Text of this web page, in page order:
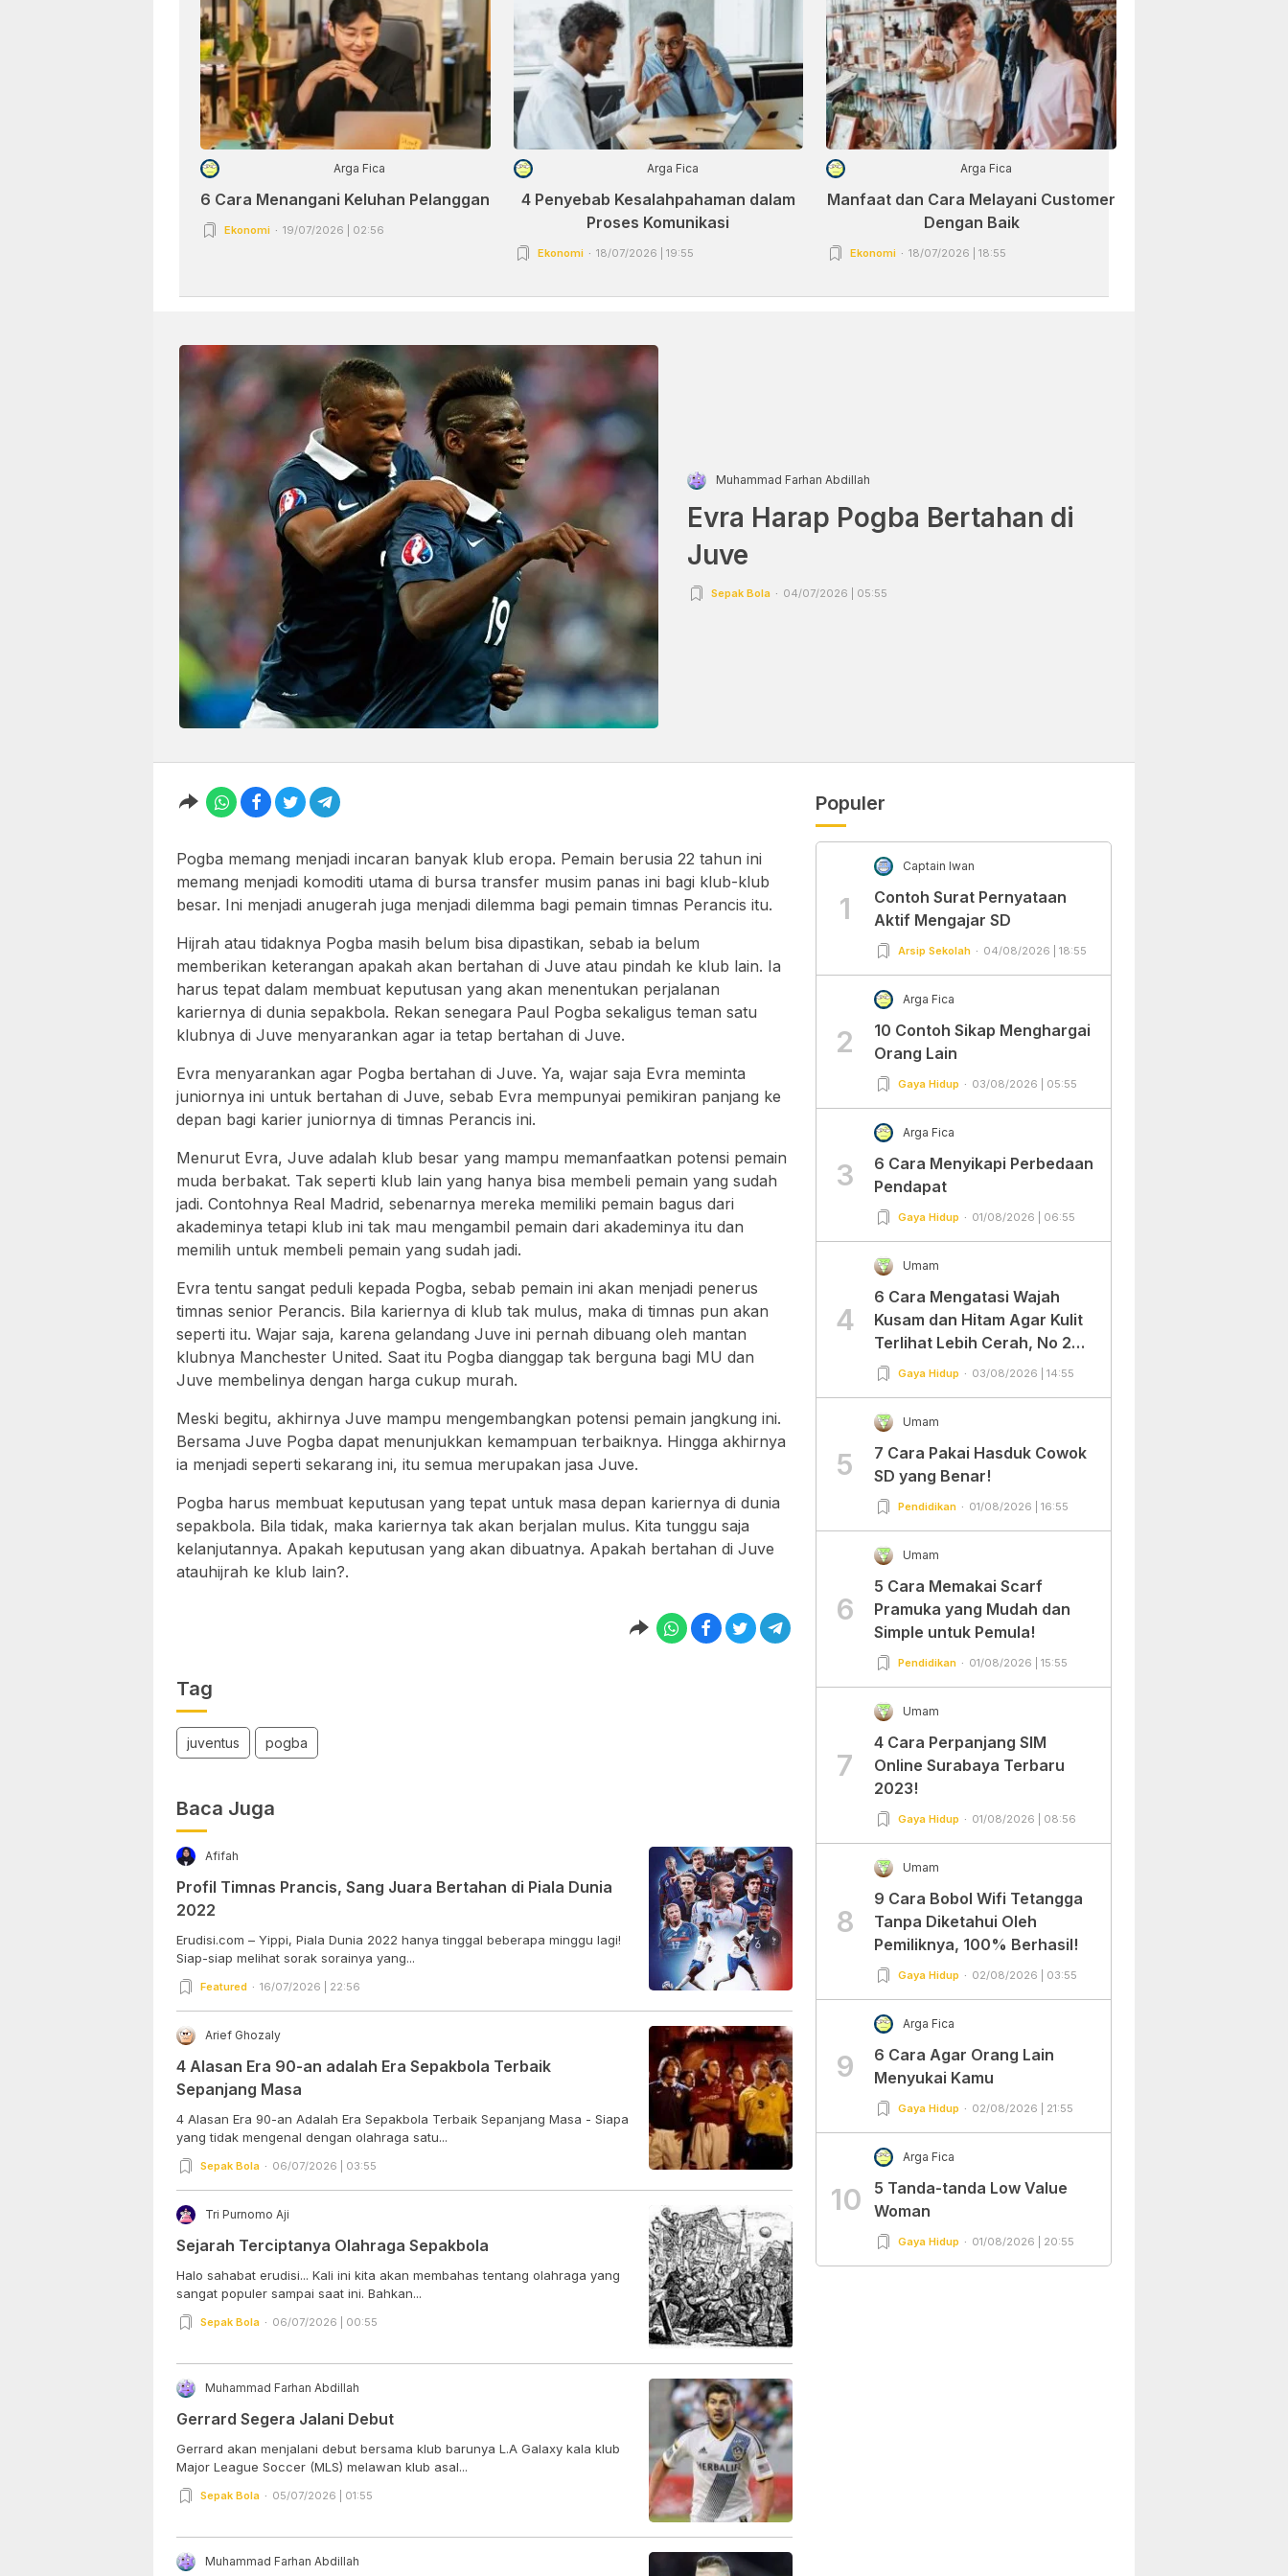
Arga Fica
6 Cara Menangani Keluhan Pelanggan
Ekonomi 19/07/2026 | 02:56
Arga Fica
4 Penyebab Kesalahpahaman dalam
Proses Komunikasi
Ekonomi 18/07/2026 | 19:55
Arga Fica
Manfaat dan Cara Melayani Customer
Dengan Baik
Ekonomi 18/07/2026 | 18:55
Muhammad Farhan Abdillah
Evra Harap Pogba Bertahan di
Juve
Sepak Bola 04/07/2026 | 05:55
Pogba memang menjadi incaran banyak klub eropa. Pemain berusia 22 tahun ini
memang menjadi komoditi utama di bursa transfer musim panas ini bagi klub-klub
besar. Ini menjadi anugerah juga menjadi dilemma bagi pemain timnas Perancis itu.
Hijrah atau tidaknya Pogba masih belum bisa dipastikan, sebab ia belum
memberikan keterangan apakah akan bertahan di Juve atau pindah ke klub lain. Ia
harus tepat dalam membuat keputusan yang akan menentukan perjalanan
kariernya di dunia sepakbola. Rekan senegara Paul Pogba sekaligus teman satu
klubnya di Juve menyarankan agar ia tetap bertahan di Juve.
Evra menyarankan agar Pogba bertahan di Juve. Ya, wajar saja Evra meminta
juniornya ini untuk bertahan di Juve, sebab Evra mempunyai pemikiran panjang ke
depan bagi karier juniornya di timnas Perancis ini.
Menurut Evra, Juve adalah klub besar yang mampu memanfaatkan potensi pemain
muda berbakat. Tak seperti klub lain yang hanya bisa membeli pemain yang sudah
jadi. Contohnya Real Madrid, sebenarnya mereka memiliki pemain bagus dari
akademinya tetapi klub ini tak mau mengambil pemain dari akademinya itu dan
memilih untuk membeli pemain yang sudah jadi.
Evra tentu sangat peduli kepada Pogba, sebab pemain ini akan menjadi penerus
timnas senior Perancis. Bila kariernya di klub tak mulus, maka di timnas pun akan
seperti itu. Wajar saja, karena gelandang Juve ini pernah dibuang oleh mantan
klubnya Manchester United. Saat itu Pogba dianggap tak berguna bagi MU dan
Juve membelinya dengan harga cukup murah.
Meski begitu, akhirnya Juve mampu mengembangkan potensi pemain jangkung ini.
Bersama Juve Pogba dapat menunjukkan kemampuan terbaiknya. Hingga akhirnya
ia menjadi seperti sekarang ini, itu semua merupakan jasa Juve.
Pogba harus membuat keputusan yang tepat untuk masa depan kariernya di dunia
sepakbola. Bila tidak, maka kariernya tak akan berjalan mulus. Kita tunggu saja
kelanjutannya. Apakah keputusan yang akan dibuatnya. Apakah bertahan di Juve
atauhijrah ke klub lain?.
Tag
juventus pogba
Baca Juga
Afifah
Profil Timnas Prancis, Sang Juara Bertahan di Piala Dunia
2022
Erudisi.com – Yippi, Piala Dunia 2022 hanya tinggal beberapa minggu lagi!
Siap-siap melihat sorak sorainya yang...
Featured 16/07/2026 | 22:56
Arief Ghozaly
4 Alasan Era 90-an adalah Era Sepakbola Terbaik
Sepanjang Masa
4 Alasan Era 90-an Adalah Era Sepakbola Terbaik Sepanjang Masa - Siapa
yang tidak mengenal dengan olahraga satu...
Sepak Bola 06/07/2026 | 03:55
Tri Purnomo Aji
Sejarah Terciptanya Olahraga Sepakbola
Halo sahabat erudisi... Kali ini kita akan membahas tentang olahraga yang
sangat populer sampai saat ini. Bahkan...
Sepak Bola 06/07/2026 | 00:55
Muhammad Farhan Abdillah
Gerrard Segera Jalani Debut
Gerrard akan menjalani debut bersama klub barunya L.A Galaxy kala klub
Major League Soccer (MLS) melawan klub asal...
Sepak Bola 05/07/2026 | 01:55
Muhammad Farhan Abdillah
Populer
1
Captain Iwan
Contoh Surat Pernyataan
Aktif Mengajar SD
Arsip Sekolah 04/08/2026 | 18:55
2
Arga Fica
10 Contoh Sikap Menghargai
Orang Lain
Gaya Hidup 03/08/2026 | 05:55
3
Arga Fica
6 Cara Menyikapi Perbedaan
Pendapat
Gaya Hidup 01/08/2026 | 06:55
4
Umam
6 Cara Mengatasi Wajah
Kusam dan Hitam Agar Kulit
Terlihat Lebih Cerah, No 2
Gampang Banget dan Mudah
Gaya Hidup 03/08/2026 | 14:55
5
Umam
7 Cara Pakai Hasduk Cowok
SD yang Benar!
Pendidikan 01/08/2026 | 16:55
6
Umam
5 Cara Memakai Scarf
Pramuka yang Mudah dan
Simple untuk Pemula!
Pendidikan 01/08/2026 | 15:55
7
Umam
4 Cara Perpanjang SIM
Online Surabaya Terbaru
2023!
Gaya Hidup 01/08/2026 | 08:56
8
Umam
9 Cara Bobol Wifi Tetangga
Tanpa Diketahui Oleh
Pemiliknya, 100% Berhasil!
Gaya Hidup 02/08/2026 | 03:55
9
Arga Fica
6 Cara Agar Orang Lain
Menyukai Kamu
Gaya Hidup 02/08/2026 | 21:55
10
Arga Fica
5 Tanda-tanda Low Value
Woman
Gaya Hidup 01/08/2026 | 20:55